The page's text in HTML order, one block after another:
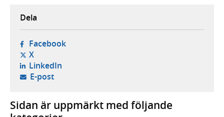
Dela
Facebook- öppnas i ny flik, extern webbplats,
X- öppnas i ny flik, extern webbplats,
LinkedIn- öppnas i ny flik, extern webbplats,
E-post- öppnar din e-postklient,
Sidan är uppmärkt med följande